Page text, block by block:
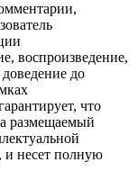
воспроизведение,
до
что
размещаемый
и несет полную